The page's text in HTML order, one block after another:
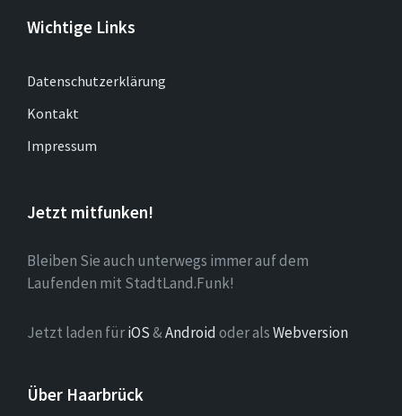
Wichtige Links
Datenschutzerklärung
Kontakt
Impressum
Jetzt mitfunken!
Bleiben Sie auch unterwegs immer auf dem
Laufenden mit StadtLand.Funk!
Jetzt laden füriOS&Androidoder alsWebversion
Über Haarbrück